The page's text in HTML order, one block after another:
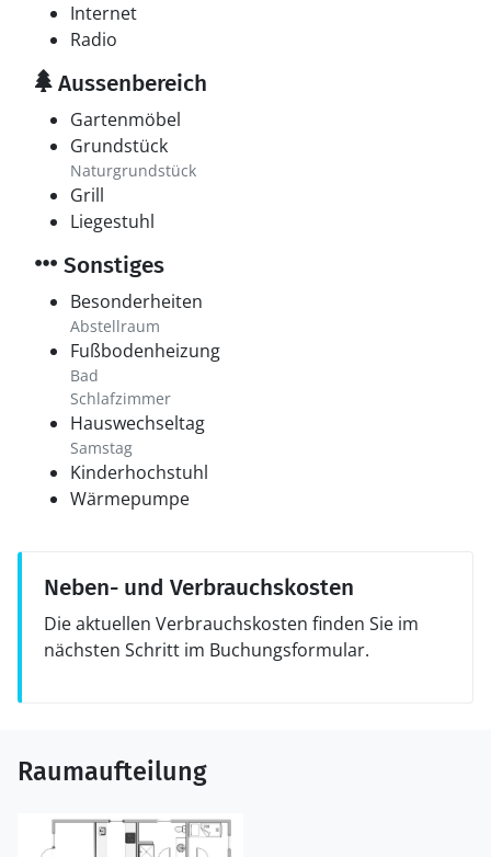
Internet
Radio
Aussenbereich
Gartenmöbel
Grundstück
Naturgrundstück
Grill
Liegestuhl
Sonstiges
Besonderheiten
Abstellraum
Fußbodenheizung
Bad
Schlafzimmer
Hauswechseltag
Samstag
Kinderhochstuhl
Wärmepumpe
Neben- und Verbrauchskosten
Die aktuellen Verbrauchskosten finden Sie im
nächsten Schritt im Buchungsformular.
Raumaufteilung